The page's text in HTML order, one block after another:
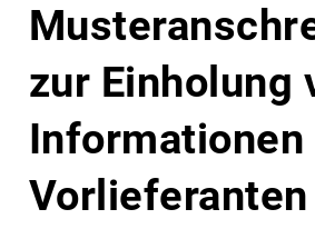
zur Einholung
Informationen
Vorlieferanten